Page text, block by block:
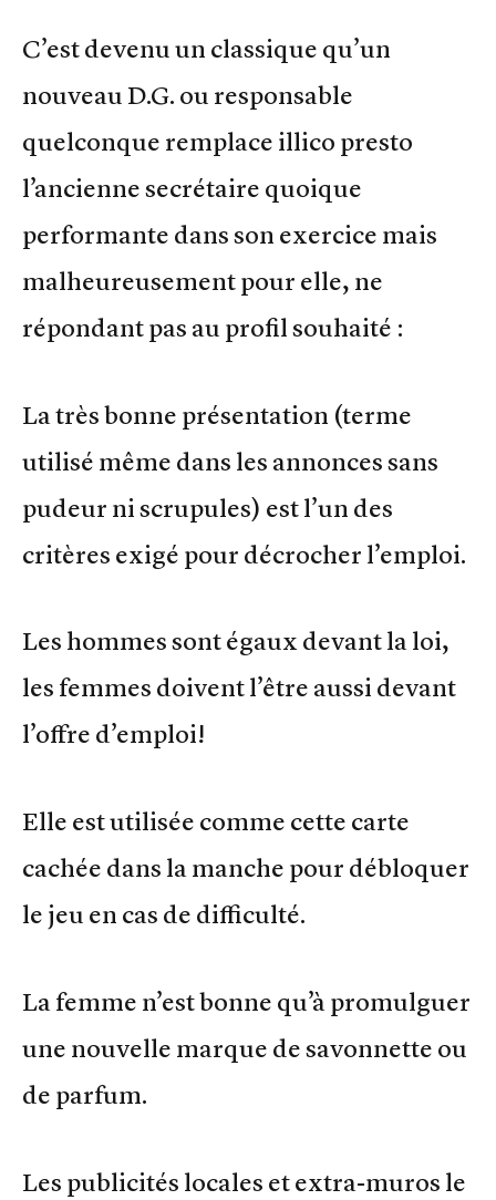
C’est devenu un classique qu’un
nouveau D.G. ou responsable
quelconque remplace illico presto
l’ancienne secrétaire quoique
performante dans son exercice mais
malheureusement pour elle, ne
répondant pas au profil souhaité :
La très bonne présentation (terme
utilisé même dans les annonces sans
pudeur ni scrupules) est l’un des
critères exigé pour décrocher l’emploi.
Les hommes sont égaux devant la loi,
les femmes doivent l’être aussi devant
l’offre d’emploi!
Elle est utilisée comme cette carte
cachée dans la manche pour débloquer
le jeu en cas de difficulté.
La femme n’est bonne qu’à promulguer
une nouvelle marque de savonnette ou
de parfum.
Les publicités locales et extra-muros le